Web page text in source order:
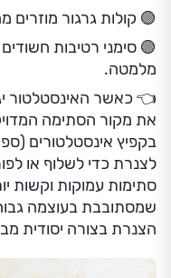
🟢 קולות גרגור מוזרים
🟢 סימני רטיבות
מלמטה.
👈 כאשר האינסטלטור
את מקור הסתימה
בקפיץ אינסטלטורים
לצנרת כדי לשלוף או
סתימות עמוקות וקשות
שמסתובבת בעוצמה
הצנרת בצורה יסודית